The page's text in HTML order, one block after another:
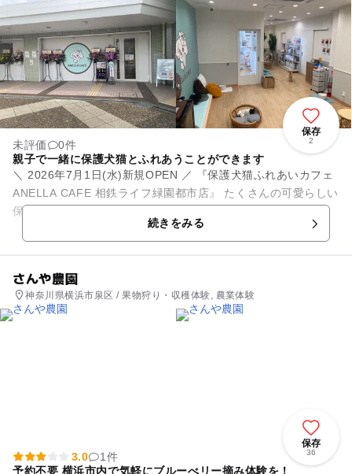
保存
2
未評価
0件
親子で一緒に保護犬猫とふれあうことができます
＼ 2026年7月1日(水)新規OPEN ／ 『保護犬猫ふれあいカフェ
ANELLA CAFE 相鉄ライフ緑園都市店』 たくさんの可愛らしい
保護犬・保護猫と、まったりふれあいができます💓 ...
続きをみる
さんや農園
神奈川県横浜市泉区 / 果物狩り・収穫体験, 農業体験
保存
36
3.0
1件
予約不要 横浜市内で気軽にブルーべリー摘み体験を！